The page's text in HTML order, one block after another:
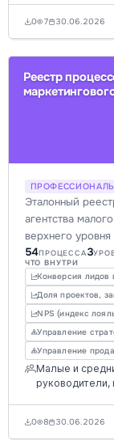
0 7 30.06.2026
Реестр
Эталонный
агентства
верхнего
повышения
лидогенерацию,
и отчетность.
автоматизации.
54ПРОЦЕССА3
ЧТО ВНУТРИ
Конверсия лидов
Доля проектов,
NPS (индекс
Управление
Управление
Малые и
руководители,
0 8 30.06.2026